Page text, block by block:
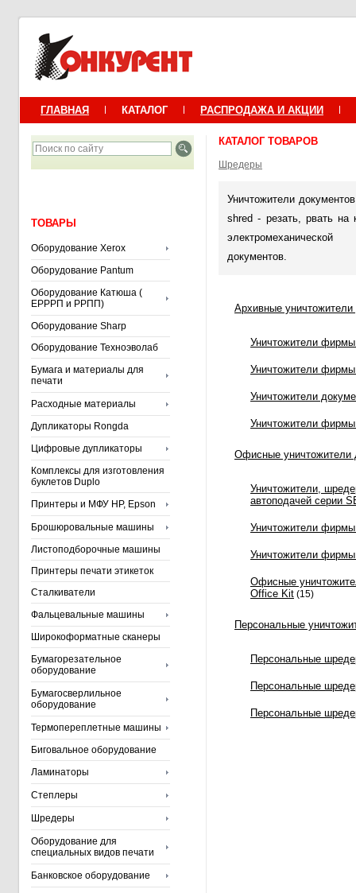
ГЛАВНАЯ КАТАЛОГ РАСПРОДАЖА И АКЦИИ
ТОВАРЫ
Оборудование Xerox
Оборудование Pantum
Оборудование Катюша (
ЕРРРП и РРПП)
Оборудование Sharp
Оборудование Техноэволаб
Бумага и материалы для
печати
Расходные материалы
Дупликаторы Rongda
Цифровые дупликаторы
Комплексы для изготовления
буклетов Duplo
Принтеры и МФУ HP, Epson
Брошюровальные машины
Листоподборочные машины
Принтеры печати этикеток
Сталкиватели
Фальцевальные машины
Широкоформатные сканеры
Бумагорезательное
оборудование
Бумагосверлильное
оборудование
Термопереплетные машины
Биговальное оборудование
Ламинаторы
Степлеры
Шредеры
Оборудование для
специальных видов печати
Банковское оборудование
КАТАЛОГ ТОВАРОВ
Шредеры
Уничтожители
shred - резать, рвать на
документов.
Архивные уничтожители
Уничтожители
Уничтожители
Уничтожители
Уничтожители
Офисные уничтожители
Уничтожители,
автоподачей серии
Уничтожители
Уничтожители
Офисные
Office Kit (15)
Персональные
Персональные
Персональные
Персональные